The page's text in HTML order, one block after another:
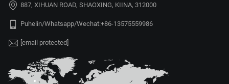
887, XIHUAN ROAD, SHAOXING, KIINA, 312000
Puhelin/Whatsapp/Wechat:+86-13575559986
[email protected]